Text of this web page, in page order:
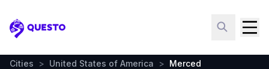
Questo
Cities > United States of America > Merced